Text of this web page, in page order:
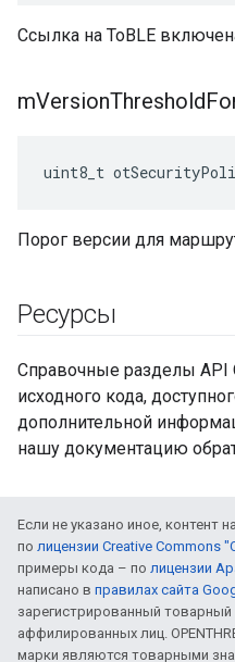
Ссылка на ToBLE
mVersionThreshold
uint8_t
Порог версии для
Ресурсы
Справочные разделы API
исходного кода,
дополнительной
нашу документацию
Если не указано иное, контент
по лицензии Creative Commons
примеры кода – по лицензии
написано в правилах сайта
зарегистрированный
аффилированных лиц.
марки являются товарными